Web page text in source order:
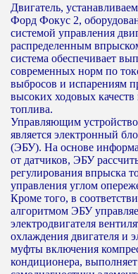
Двигатель,
Форд Фокус 2,
системой управления
распределенным
система обеспечивает
современных норм по
выбросов и испарениям
высоких ходовых качеств
топлива.
Управляющим
является электронный
(ЭБУ). На основе
от датчиков, ЭБУ
регулирования впрыска
управления углом
Кроме того, в
алгоритмом ЭБУ
электродвигателя
охлаждения двигателя и
муфты включения
кондиционера,